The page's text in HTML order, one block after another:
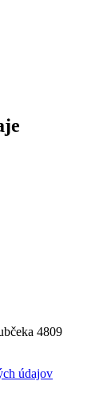
4809
údajov